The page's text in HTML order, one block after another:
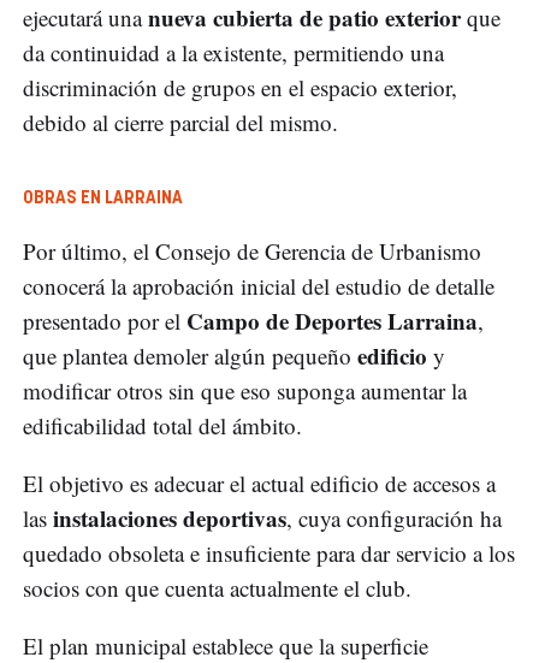
ejecutará unanueva cubierta de patio exteriorque
da continuidad a la existente, permitiendo una
discriminación de grupos en el espacio exterior,
debido al cierre parcial del mismo.
OBRAS EN LARRAINA
Por último, el Consejo de Gerencia de Urbanismo
conocerá la aprobación inicial del estudio de detalle
presentado por el Campo de Deportes Larraina,
que plantea demoler algún pequeño edificio y
modificar otros sin que eso suponga aumentar la
edificabilidad total del ámbito.
El objetivo es adecuar el actual edificio de accesos a
las instalaciones deportivas, cuya configuración ha
quedado obsoleta e insuficiente para dar servicio a los
socios con que cuenta actualmente el club.
El plan municipal establece que la superficie